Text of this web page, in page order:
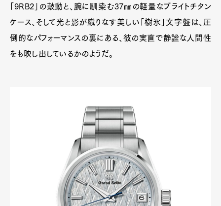
「9RB2」の鼓動と、腕に馴染む37㎜の軽量なブライトチタン
ケース、そして光と影が織りなす美しい「樹氷」文字盤は、圧
倒的なパフォーマンスの裏にある、彼の実直で静謐な人間性
をも映し出しているかのようだ。